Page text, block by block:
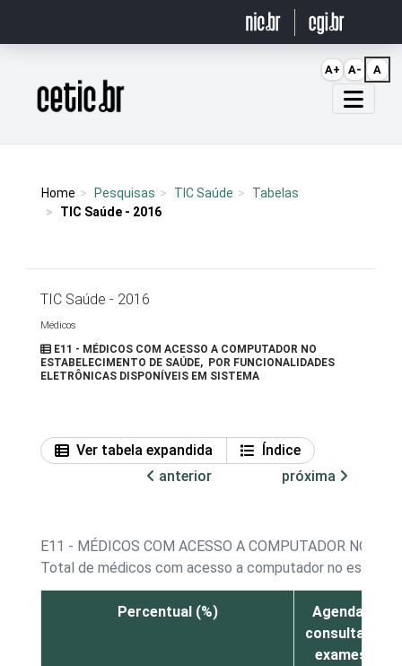
Página inicial
Home Pesquisas TIC Saúde
Tabelas
TIC Saúde - 2016
TIC Saúde - 2016
Médicos
E11 - MÉDICOS COM ACESSO A COMPUTADOR NO
ESTABELECIMENTO DE SAÚDE, POR FUNCIONALIDADES
ELETRÔNICAS DISPONÍVEIS EM SISTEMA
Ver tabela expandida
Índice
anterior
próxima
E11 - MÉDICOS COM ACESSO A COMPUTADOR NO
Total de médicos com acesso a computador no
Percentual (%)
Agendar
consultas,
exames
A+ A- A